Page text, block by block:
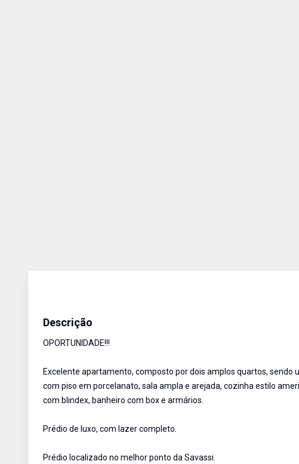
Descrição
OPORTUNIDADE!!!
Excelente apartamento, composto por dois amplos quartos,
com piso em porcelanato, sala ampla e arejada, cozinha estilo
com blindex, banheiro com box e armários.
Prédio de luxo, com lazer completo.
Prédio localizado no melhor ponto da Savassi.